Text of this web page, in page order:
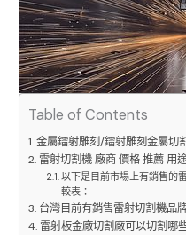
Table of Contents
金屬鐳射雕刻/鐳射雕刻金屬切
雷射切割機 廠商 價格 推薦 用
以下是目前市場上有銷售的
較表：
台灣目前有銷售雷射切割機品
雷射板金廠切割廠可以切割哪